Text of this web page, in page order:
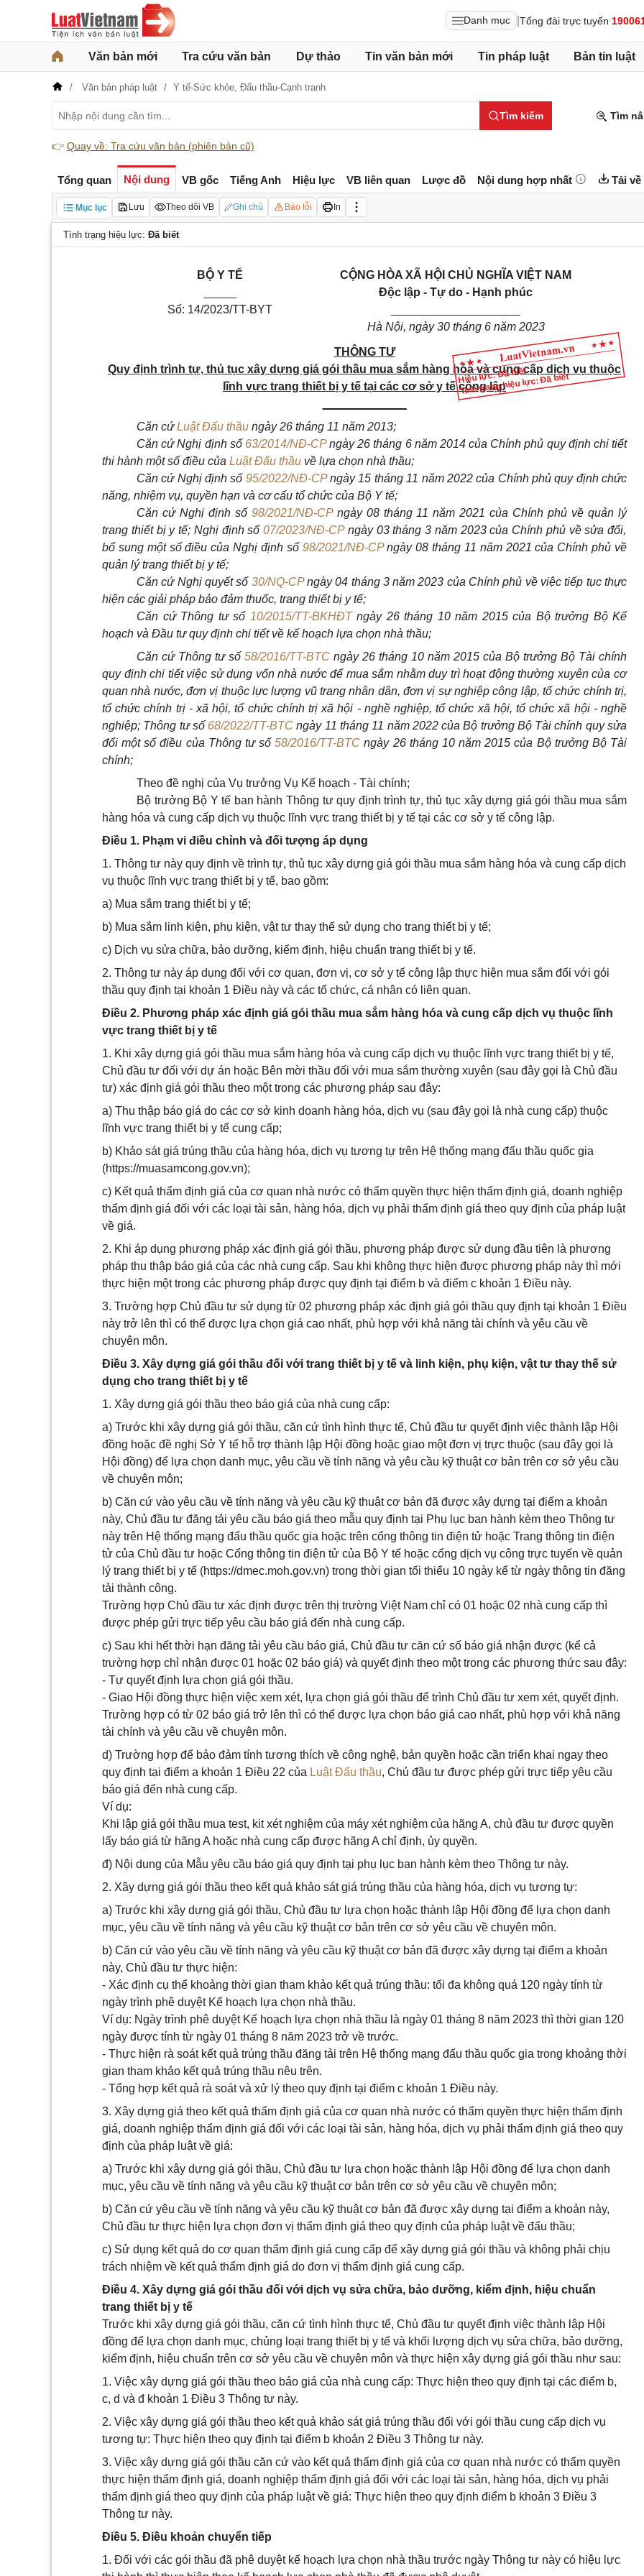
Danh mục Tổng đài trực tuyến
Văn bản mới Tra cứu văn bản Dự thảo Tin văn bản mới Tin pháp luật Bản tin luật
Văn bản pháp luật Y tế-Sức khỏe, Đấu thầu-Cạnh tranh
Tìm kiếm Tìm
👉 Quay về: Tra cứu văn bản (phiên bản cũ)
Tổng quan Nội dung VB gốc Tiếng Anh Hiệu lực VB liên quan Lược đồ Nội dung hợp nhất Tải về
Mục lục Lưu Theo dõi VB Ghi chú Báo lỗi In
Tình trạng hiệu lực: Đã biết
Hiệu lực: Đã biết
Tình trạng hiệu lực: Đã biết
BỘ Y TẾ
Số: 14/2023/TT-BYT
CỘNG HÒA XÃ HỘI CHỦ NGHĨA VIỆT NAM
Độc lập - Tự do - Hạnh phúc
Hà Nội, ngày 30 tháng 6 năm 2023
THÔNG TƯ
Quy định trình tự, thủ tục xây dựng giá gói thầu mua sắm hàng hóa và cung cấp dịch vụ thuộc
lĩnh vực trang thiết bị y tế tại các cơ sở y tế công lập
Căn cứLuật Đấu thầu ngày 26 tháng 11 năm 2013;
Căn cứ Nghị định số 63/2014/NĐ-CPngày 26 tháng 6 năm 2014 của Chính phủ quy định chitiết
thi hành một số điều của Luật Đấu thầu về lựa chọn nhà thầu;
Căn cứ Nghị định số 95/2022/NĐ-CPngày 15 tháng11 năm 2022 của Chính phủ quy định chức
năng, nhiệm vụ, quyền hạn và cơ cấu tổ chức của Bộ Y tế;
Căn cứ Nghị định số 98/2021/NĐ-CPngày 08 tháng 11năm 2021 của Chính phủ về quảnlý
trang thiết bị y tế; Nghị định số07/2023/NĐ-CPngày 03 tháng 3 năm 2023 của Chính phủ về sửa đổi,
bổ sung một số điều của Nghị định số 98/2021/NĐ-CPngày 08 tháng 11 năm 2021 của Chính phủ về
quản lý trang thiết bị y tế;
Căn cứ Nghị quyết số 30/NQ-CPngày 04 tháng 3 năm 2023 của Chính phủ về việc tiếp tục thực
hiện các giải pháp bảo đảm thuốc, trang thiết bị y tế;
Căn cứ Thông tư số 10/2015/TT-BKHĐTngày 26 tháng 10 năm 2015 của Bộ trưởng Bộ Kế
hoạch và Đầu tư quy định chi tiết về kế hoạch lựa chọn nhà thầu;
Căn cứ Thông tư số 58/2016/TT-BTC ngày 26 tháng 10 năm 2015 của Bộ trưởng Bộ Tài chính
quy định chi tiết việc sử dụng vốn nhà nước để mua sắm nhằm duy trì hoạt động thường xuyên của cơ
quan nhà nước, đơn vị thuộc lực lượng vũ trang nhân dân, đơn vị sự nghiệp công lập, tổ chức chính trị,
tổ chức chính trị - xã hội, tổ chức chính trị xã hội - nghề nghiệp, tổ chức xã hội, tổ chức xã hội - nghề
nghiệp; Thông tư số 68/2022/TT-BTC ngày 11 tháng 11 năm 2022 của Bộ trưởng Bộ Tài chính quy sửa
đổi một số điều của Thông tư số58/2016/TT-BTC ngày 26 tháng 10 năm 2015 của Bộ trưởng Bộ Tài
chính;
Theo đề nghị của Vụ trưởng Vụ Kế hoạch - Tài chính;
Bộ trưởng Bộ Y tế ban hành Thông tư quy định trình tự, thủ tục xây dựng giá gói thầu mua sắm
hàng hóa và cung cấp dịch vụ thuộc lĩnh vực trang thiết bị y tế tại các cơ sở y tế công lập.
Điều 1. Phạm vi điều chỉnh và đối tượng áp dụng
1. Thông tư này quy định về trình tự, thủ tục xây dựng giá gói thầu mua sắm hàng hóa và cung cấp dịch
vụ thuộc lĩnh vực trang thiết bị y tế, bao gồm:
a) Mua sắm trang thiết bị y tế;
b) Mua sắm linh kiện, phụ kiện, vật tư thay thế sử dụng cho trang thiết bị y tế;
c) Dịch vụ sửa chữa, bảo dưỡng, kiểm định, hiệu chuẩn trang thiết bị y tế.
2. Thông tư này áp dụng đối với cơ quan, đơn vị, cơ sở y tế công lập thực hiện mua sắm đối với gói
thầu quy định tại khoản 1 Điều này và các tổ chức, cá nhân có liên quan.
Điều 2. Phương pháp xác định giá gói thầu mua sắm hàng hóa và cung cấp dịch vụ thuộc lĩnh
vực trang thiết bị y tế
1. Khi xây dựng giá gói thầu mua sắm hàng hóa và cung cấp dịch vụ thuộc lĩnh vực trang thiết bị y tế,
Chủ đầu tư đối với dự án hoặc Bên mời thầu đối với mua sắm thường xuyên (sau đây gọi là Chủ đầu
tư) xác định giá gói thầu theo một trong các phương pháp sau đây:
a) Thu thập báo giá do các cơ sở kinh doanh hàng hóa, dịch vụ (sau đây gọi là nhà cung cấp) thuộc
lĩnh vực trang thiết bị y tế cung cấp;
b) Khảo sát giá trúng thầu của hàng hóa, dịch vụ tương tự trên Hệ thống mạng đấu thầu quốc gia
(https://muasamcong.gov.vn);
c) Kết quả thẩm định giá của cơ quan nhà nước có thẩm quyền thực hiện thẩm định giá, doanh nghiệp
thẩm định giá đối với các loại tài sản, hàng hóa, dịch vụ phải thẩm định giá theo quy định của pháp luật
về giá.
2. Khi áp dụng phương pháp xác định giá gói thầu, phương pháp được sử dụng đầu tiên là phương
pháp thu thập báo giá của các nhà cung cấp. Sau khi không thực hiện được phương pháp này thì mới
thực hiện một trong các phương pháp được quy định tại điểm b và điểm c khoản 1 Điều này.
3. Trường hợp Chủ đầu tư sử dụng từ 02 phương pháp xác định giá gói thầu quy định tại khoản 1 Điều
này trở lên thì có thể được lựa chọn giá cao nhất, phù hợp với khả năng tài chính và yêu cầu về
chuyên môn.
Điều 3. Xây dựng giá gói thầu đối với trang thiết bị y tế và linh kiện, phụ kiện, vật tư thay thế sử
dụng cho trang thiết bị y tế
1. Xây dựng giá gói thầu theo báo giá của nhà cung cấp:
a) Trước khi xây dựng giá gói thầu, căn cứ tình hình thực tế, Chủ đầu tư quyết định việc thành lập Hội
đồng hoặc đề nghị Sở Y tế hỗ trợ thành lập Hội đồng hoặc giao một đơn vị trực thuộc (sau đây gọi là
Hội đồng) để lựa chọn danh mục, yêu cầu về tính năng và yêu cầu kỹ thuật cơ bản trên cơ sở yêu cầu
về chuyên môn;
b) Căn cứ vào yêu cầu về tính năng và yêu cầu kỹ thuật cơ bản đã được xây dựng tại điểm a khoản
này, Chủ đầu tư đăng tải yêu cầu báo giá theo mẫu quy định tại Phụ lục ban hành kèm theo Thông tư
này trên Hệ thống mạng đấu thầu quốc gia hoặc trên cổng thông tin điện tử hoặc Trang thông tin điện
tử của Chủ đầu tư hoặc Cổng thông tin điện tử của Bộ Y tế hoặc cổng dịch vụ công trực tuyến về quản
lý trang thiết bị y tế (https://dmec.moh.gov.vn) trong thời gian tối thiểu 10 ngày kể từ ngày thông tin đăng
tải thành công.
Trường hợp Chủ đầu tư xác định được trên thị trường Việt Nam chỉ có 01 hoặc 02 nhà cung cấp thì
được phép gửi trực tiếp yêu cầu báo giá đến nhà cung cấp.
c) Sau khi hết thời hạn đăng tải yêu cầu báo giá, Chủ đầu tư căn cứ số báo giá nhận được (kể cả
trường hợp chỉ nhận được 01 hoặc 02 báo giá) và quyết định theo một trong các phương thức sau đây:
- Tự quyết định lựa chọn giá gói thầu.
- Giao Hội đồng thực hiện việc xem xét, lựa chọn giá gói thầu để trình Chủ đầu tư xem xét, quyết định.
Trường hợp có từ 02 báo giá trở lên thì có thể được lựa chọn báo giá cao nhất, phù hợp với khả năng
tài chính và yêu cầu về chuyên môn.
d) Trường hợp để bảo đảm tính tương thích về công nghệ, bản quyền hoặc cần triển khai ngay theo
quy định tại điểm a khoản 1 Điều 22 của Luật Đấu thầu, Chủ đầu tư được phép gửi trực tiếp yêu cầu
báo giá đến nhà cung cấp.
Ví dụ:
Khi lập giá gói thầu mua test, kit xét nghiệm của máy xét nghiệm của hãng A, chủ đầu tư được quyền
lấy báo giá từ hãng A hoặc nhà cung cấp được hãng A chỉ định, ủy quyền.
đ) Nội dung của Mẫu yêu cầu báo giá quy định tại phụ lục ban hành kèm theo Thông tư này.
2. Xây dựng giá gói thầu theo kết quả khảo sát giá trúng thầu của hàng hóa, dịch vụ tương tự:
a) Trước khi xây dựng giá gói thầu, Chủ đầu tư lựa chọn hoặc thành lập Hội đồng để lựa chọn danh
mục, yêu cầu về tính năng và yêu cầu kỹ thuật cơ bản trên cơ sở yêu cầu về chuyên môn.
b) Căn cứ vào yêu cầu về tính năng và yêu cầu kỹ thuật cơ bản đã được xây dựng tại điểm a khoản
này, Chủ đầu tư thực hiện:
- Xác định cụ thể khoảng thời gian tham khảo kết quả trúng thầu: tối đa không quá 120 ngày tính từ
ngày trình phê duyệt Kế hoạch lựa chọn nhà thầu.
Ví dụ: Ngày trình phê duyệt Kế hoạch lựa chọn nhà thầu là ngày 01 tháng 8 năm 2023 thì thời gian 120
ngày được tính từ ngày 01 tháng 8 năm 2023 trở về trước.
- Thực hiện rà soát kết quả trúng thầu đăng tải trên Hệ thống mạng đấu thầu quốc gia trong khoảng thời
gian tham khảo kết quả trúng thầu nêu trên.
- Tổng hợp kết quả rà soát và xử lý theo quy định tại điểm c khoản 1 Điều này.
3. Xây dựng giá theo kết quả thẩm định giá của cơ quan nhà nước có thẩm quyền thực hiện thẩm định
giá, doanh nghiệp thẩm định giá đối với các loại tài sản, hàng hóa, dịch vụ phải thẩm định giá theo quy
định của pháp luật về giá:
a) Trước khi xây dựng giá gói thầu, Chủ đầu tư lựa chọn hoặc thành lập Hội đồng để lựa chọn danh
mục, yêu cầu về tính năng và yêu cầu kỹ thuật cơ bản trên cơ sở yêu cầu về chuyên môn;
b) Căn cứ yêu cầu về tính năng và yêu cầu kỹ thuật cơ bản đã được xây dựng tại điểm a khoản này,
Chủ đầu tư thực hiện lựa chọn đơn vị thẩm định giá theo quy định của pháp luật về đấu thầu;
c) Sử dụng kết quả do cơ quan thẩm định giá cung cấp để xây dựng giá gói thầu và không phải chịu
trách nhiệm về kết quả thẩm định giá do đơn vị thẩm định giá cung cấp.
Điều 4. Xây dựng giá gói thầu đối với dịch vụ sửa chữa, bảo dưỡng, kiểm định, hiệu chuẩn
trang thiết bị y tế
Trước khi xây dựng giá gói thầu, căn cứ tình hình thực tế, Chủ đầu tư quyết định việc thành lập Hội
đồng để lựa chọn danh mục, chủng loại trang thiết bị y tế và khối lượng dịch vụ sửa chữa, bảo dưỡng,
kiểm định, hiệu chuẩn trên cơ sở yêu cầu về chuyên môn và thực hiện xây dựng giá gói thầu như sau:
1. Việc xây dựng giá gói thầu theo báo giá của nhà cung cấp: Thực hiện theo quy định tại các điểm b,
c, d và đ khoản 1 Điều 3 Thông tư này.
2. Việc xây dựng giá gói thầu theo kết quả khảo sát giá trúng thầu đối với gói thầu cung cấp dịch vụ
tương tự: Thực hiện theo quy định tại điểm b khoản 2 Điều 3 Thông tư này.
3. Việc xây dựng giá gói thầu căn cứ vào kết quả thẩm định giá của cơ quan nhà nước có thẩm quyền
thực hiện thẩm định giá, doanh nghiệp thẩm định giá đối với các loại tài sản, hàng hóa, dịch vụ phải
thẩm định giá theo quy định của pháp luật về giá: Thực hiện theo quy định điểm b khoản 3 Điều 3
Thông tư này.
Điều 5. Điều khoản chuyển tiếp
1. Đối với các gói thầu đã phê duyệt kế hoạch lựa chọn nhà thầu trước ngày Thông tư này có hiệu lực